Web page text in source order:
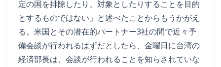
定の国を排除したり、対象としたりすることを目的
とするものではない」と述べたことからもうかがえ
る。米国とその潜在的パートナー3社の間で近々予
備会談が行われるはずだとしたら、金曜日に台湾の
経済部長は、会談が行われることを知らされていな